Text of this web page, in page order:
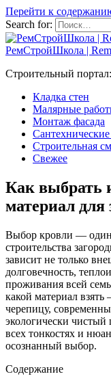
Перейти к
Search for:
РемСтройШкола |
Строительный
Кладка стен
Малярные
Монтаж фасада
Строительная
Свежее
Как выбрать
материал для
Выбор кровли — один
строительства
зависит не только
долговечность,
проживания всей
какой материал
черепицу,
экологически чистый
всех тонкостях и
осознанный выбор.
Содержание